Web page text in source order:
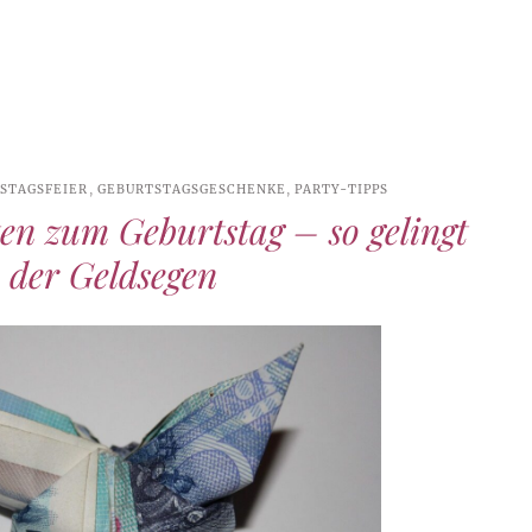
, GEBURTSTAGSGESCHENKE, PARTY-TIPPS
zum Geburtstag – so gelingt
der Geldsegen